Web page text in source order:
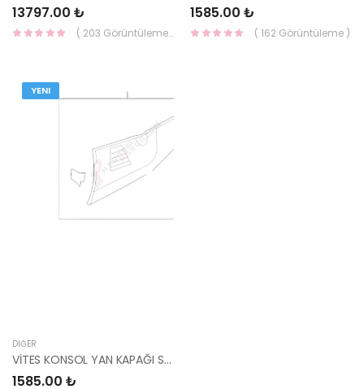
13797.00 ₺
( 203 Görüntüleme )
1585.00 ₺
( 162 Görüntüleme )
YENI
DIĞER
VİTES KONSOL YAN KAPAĞI SAĞ ERA 84690-1E000WK-HMC
1585.00 ₺